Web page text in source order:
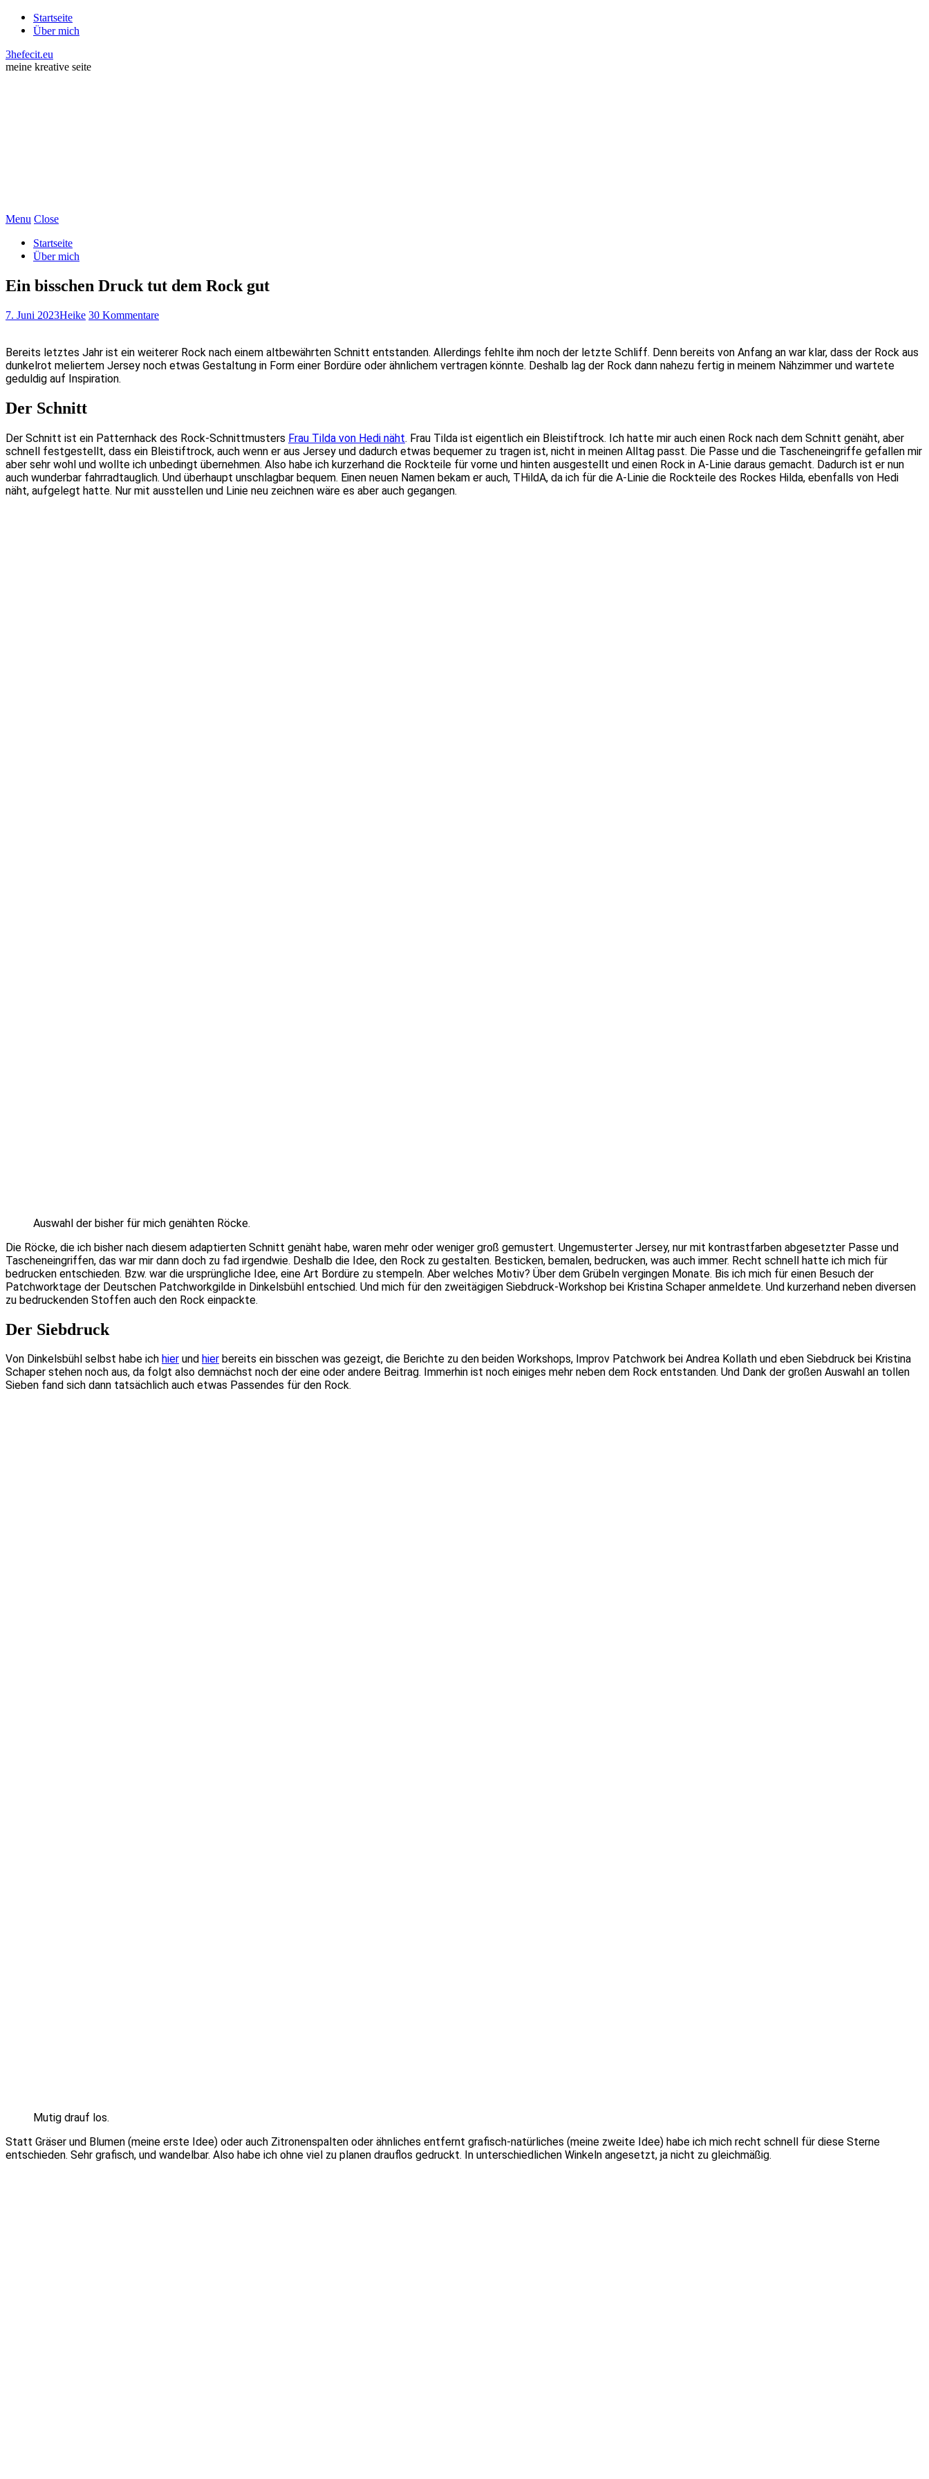
Startseite
Über mich
3hefecit.eu
meine kreative seite
Menu Close
Startseite
Über mich
Ein bisschen Druck tut dem Rock gut
7. Juni 2023Heike 30 Kommentare
Bereits letztes Jahr ist ein weiterer Rock nach einem altbewährten Schnitt entstanden. Allerdings fehlte ihm noch der letzte Schliff. Denn bereits von Anfang an war klar, dass der Rock aus
dunkelrot meliertem Jersey noch etwas Gestaltung in Form einer Bordüre oder ähnlichem vertragen könnte. Deshalb lag der Rock dann nahezu fertig in meinem Nähzimmer und wartete
geduldig auf Inspiration.
Der Schnitt
Der Schnitt ist ein Patternhack des Rock-Schnittmusters Frau Tilda von Hedi näht. Frau Tilda ist eigentlich ein Bleistiftrock. Ich hatte mir auch einen Rock nach dem Schnitt genäht, aber
schnell festgestellt, dass ein Bleistiftrock, auch wenn er aus Jersey und dadurch etwas bequemer zu tragen ist, nicht in meinen Alltag passt. Die Passe und die Tascheneingriffe gefallen mir
aber sehr wohl und wollte ich unbedingt übernehmen. Also habe ich kurzerhand die Rockteile für vorne und hinten ausgestellt und einen Rock in A-Linie daraus gemacht. Dadurch ist er nun
auch wunderbar fahrradtauglich. Und überhaupt unschlagbar bequem. Einen neuen Namen bekam er auch, THildA, da ich für die A-Linie die Rockteile des Rockes Hilda, ebenfalls von Hedi
näht, aufgelegt hatte. Nur mit ausstellen und Linie neu zeichnen wäre es aber auch gegangen.
Auswahl der bisher für mich genähten Röcke.
Die Röcke, die ich bisher nach diesem adaptierten Schnitt genäht habe, waren mehr oder weniger groß gemustert. Ungemusterter Jersey, nur mit kontrastfarben abgesetzter Passe und
Tascheneingriffen, das war mir dann doch zu fad irgendwie. Deshalb die Idee, den Rock zu gestalten. Besticken, bemalen, bedrucken, was auch immer. Recht schnell hatte ich mich für
bedrucken entschieden. Bzw. war die ursprüngliche Idee, eine Art Bordüre zu stempeln. Aber welches Motiv? Über dem Grübeln vergingen Monate. Bis ich mich für einen Besuch der
Patchworktage der Deutschen Patchworkgilde in Dinkelsbühl entschied. Und mich für den zweitägigen Siebdruck-Workshop bei Kristina Schaper anmeldete. Und kurzerhand neben diversen
zu bedruckenden Stoffen auch den Rock einpackte.
Der Siebdruck
Von Dinkelsbühl selbst habe ich hier und hier bereits ein bisschen was gezeigt, die Berichte zu den beiden Workshops, Improv Patchwork bei Andrea Kollath und eben Siebdruck bei Kristina
Schaper stehen noch aus, da folgt also demnächst noch der eine oder andere Beitrag. Immerhin ist noch einiges mehr neben dem Rock entstanden. Und Dank der großen Auswahl an tollen
Sieben fand sich dann tatsächlich auch etwas Passendes für den Rock.
Mutig drauf los.
Statt Gräser und Blumen (meine erste Idee) oder auch Zitronenspalten oder ähnliches entfernt grafisch-natürliches (meine zweite Idee) habe ich mich recht schnell für diese Sterne
entschieden. Sehr grafisch, und wandelbar. Also habe ich ohne viel zu planen drauflos gedruckt. In unterschiedlichen Winkeln angesetzt, ja nicht zu gleichmäßig.